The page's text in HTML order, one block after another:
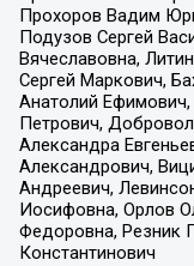
Прохоров Вадим
Подузов Сергей
Вячеславовна,
Сергей Маркович,
Анатолий
Петрович,
Александра
Александрович,
Андреевич,
Иосифовна, Орлов
Федоровна, Резник
Константинович